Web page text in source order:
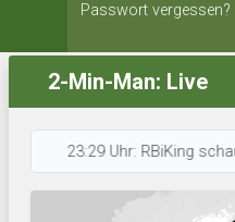
Passwort vergessen?
2-Min-Man: Live
23:29 Uhr: RBiKing schaut